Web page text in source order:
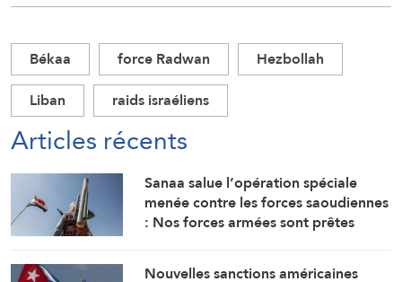
Békaa force Radwan
Hezbollah
Liban
raids israéliens
Articles récents
Sanaa salue l’opération spéciale
menée contre les forces saoudiennes
: Nos forces armées sont prêtes
Nouvelles sanctions américaines